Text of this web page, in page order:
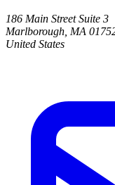
186 Main Street Suite 3
Marlborough, MA
United States